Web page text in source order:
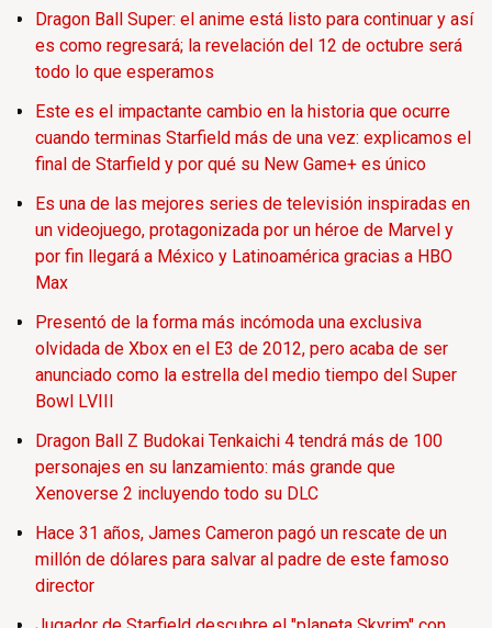
Dragon Ball Super: el anime está listo para continuar y así
es como regresará; la revelación del 12 de octubre será
todo lo que esperamos
Este es el impactante cambio en la historia que ocurre
cuando terminas Starfield más de una vez: explicamos el
final de Starfield y por qué su New Game+ es único
Es una de las mejores series de televisión inspiradas en
un videojuego, protagonizada por un héroe de Marvel y
por fin llegará a México y Latinoamérica gracias a HBO
Max
Presentó de la forma más incómoda una exclusiva
olvidada de Xbox en el E3 de 2012, pero acaba de ser
anunciado como la estrella del medio tiempo del Super
Bowl LVIII
Dragon Ball Z Budokai Tenkaichi 4 tendrá más de 100
personajes en su lanzamiento: más grande que
Xenoverse 2 incluyendo todo su DLC
Hace 31 años, James Cameron pagó un rescate de un
millón de dólares para salvar al padre de este famoso
director